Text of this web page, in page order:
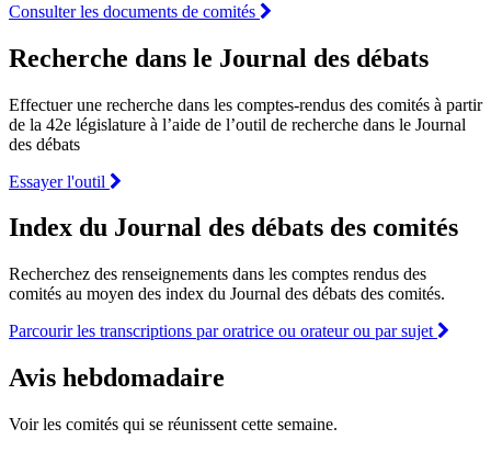
Consulter les documents de comités
Recherche dans le Journal des débats
Effectuer une recherche dans les comptes-rendus des comités à partir
de la 42e législature à l’aide de l’outil de recherche dans le Journal
des débats
Essayer l'outil
Index du Journal des débats des comités
Recherchez des renseignements dans les comptes rendus des
comités au moyen des index du Journal des débats des comités.
Parcourir les transcriptions par oratrice ou orateur ou par sujet
Avis hebdomadaire
Voir les comités qui se réunissent cette semaine.